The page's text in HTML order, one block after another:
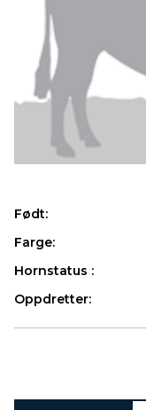
Født:
Farge:
Hornstatus :
Oppdretter: